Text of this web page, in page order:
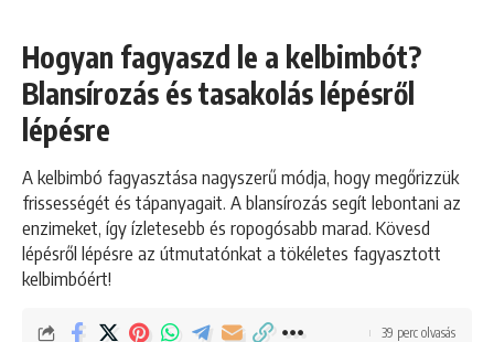
Hogyan fagyaszd le a kelbimbót?
Blansírozás és tasakolás lépésről
lépésre
A kelbimbó fagyasztása nagyszerű módja, hogy megőrizzük
frissességét és tápanyagait. A blansírozás segít lebontani az
enzimeket, így ízletesebb és ropogósabb marad. Kövesd
lépésről lépésre az útmutatónkat a tökéletes fagyasztott
kelbimbóért!
39 perc olvasás